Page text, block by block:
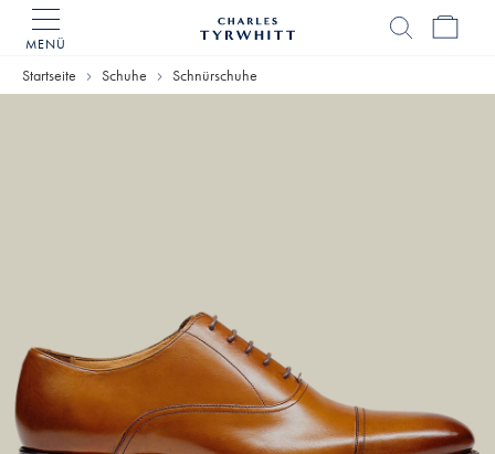
MENÜ
Startseite Schuhe Schnürschuhe